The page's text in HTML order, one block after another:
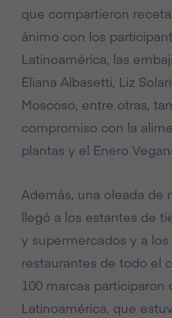
que compartieron
ánimo con los
Latinoamérica, las
Eliana Albasetti, Liz
Moscoso, entre otras,
compromiso con la
plantas y el Enero
Además, una oleada de
llegó a los estantes de
y supermercados y a
restaurantes de todo el
100 marcas participaron
Latinoamérica, que